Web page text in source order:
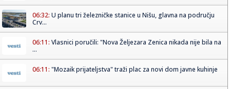
06:32: U planu tri železničke stanice u Nišu, glavna na području
Crv...
06:11: Vlasnici poručili: "Nova Željezara Zenica nikada nije bila na
...
06:11: "Mozaik prijateljstva" traži plac za novi dom javne kuhinje